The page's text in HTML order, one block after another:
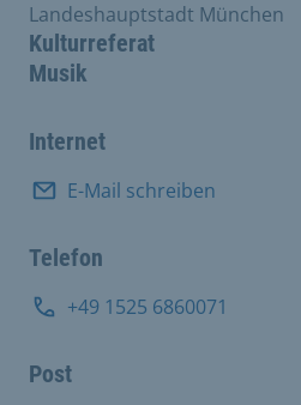
Kulturreferat
Musik
Landeshauptstadt München
Internet
E-Mail schreiben
Telefon
+49 1525 6860071
Post